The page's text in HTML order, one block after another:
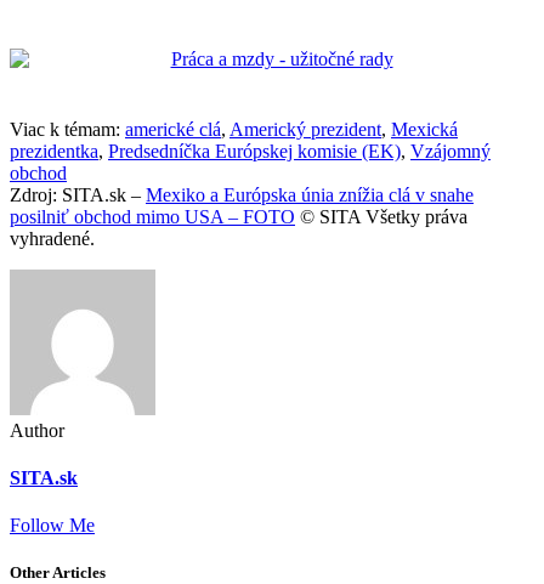
Viac k témam: americké clá, Americký prezident, Mexická
prezidentka, Predsedníčka Európskej komisie (EK), Vzájomný
obchod
Zdroj: SITA.sk – Mexiko a Európska únia znížia clá v snahe
posilniť obchod mimo USA – FOTO © SITA Všetky práva
vyhradené.
Author
SITA.sk
Follow Me
Other Articles